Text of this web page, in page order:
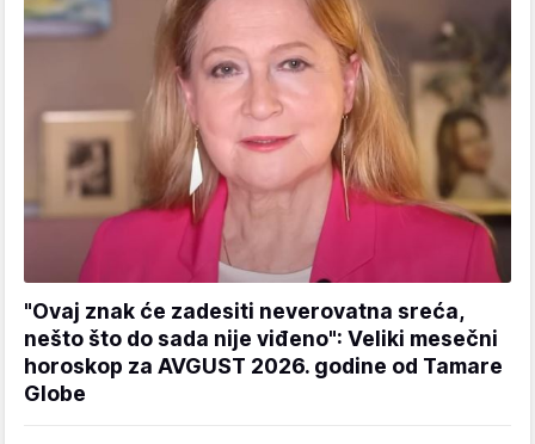
"Ovaj znak će zadesiti neverovatna sreća,
nešto što do sada nije viđeno": Veliki mesečni
horoskop za AVGUST 2026. godine od Tamare
Globe